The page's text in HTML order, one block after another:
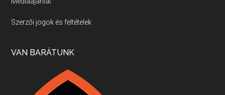
Villány, kékfrankos, Jackfall
Apr 17, 2026 • 00:35:38
Boston, teadélután, bab és homár
Szerzői jogok és feltételek
VAN BARÁTUNK